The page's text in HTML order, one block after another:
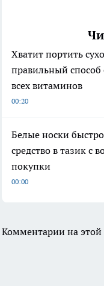
Хватит портить
правильный
всех витаминов
00:20
Белые носки
средство в тазик с
покупки
00:00
Комментарии на